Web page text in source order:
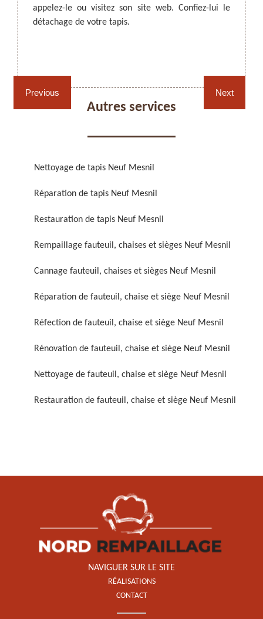
Cannage fauteuil, chaises
Réparation de fauteuil,
chaise et siège 59
Réfection de fauteuil,
Rénovation de fauteuil,
Nettoyage de fauteuil,
Previous
appelez-le ou visitez son site web. Confiez-lui le
détachage de votre tapis.
Next
Autres services
Nettoyage de tapis Neuf Mesnil
Réparation de tapis Neuf Mesnil
Restauration de tapis Neuf Mesnil
Rempaillage fauteuil, chaises et sièges Neuf Mesnil
Cannage fauteuil, chaises et sièges Neuf Mesnil
Réparation de fauteuil, chaise et siège Neuf Mesnil
Réfection de fauteuil, chaise et siège Neuf Mesnil
Rénovation de fauteuil, chaise et siège Neuf Mesnil
Nettoyage de fauteuil, chaise et siège Neuf Mesnil
Restauration de fauteuil, chaise et siège Neuf Mesnil
NAVIGUER SUR LE SITE
RÉALISATIONS
CONTACT